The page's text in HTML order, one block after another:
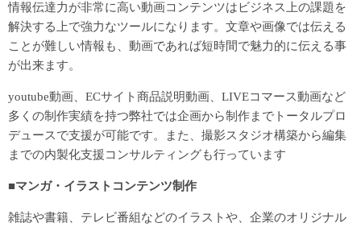
情報伝達力が非常に高い動画コンテンツはビジネス上の課題を
解決する上で強力なツールになります。文章や画像では伝える
ことが難しい情報も、動画であれば短時間で魅力的に伝える事
が出来ます。
youtube動画、ECサイト商品説明動画、LIVEコマース動画など
多くの制作実績を持つ弊社では企画から制作までトータルプロ
デュースで支援が可能です。また、撮影スタジオ構築から編集
までの内製化支援コンサルティングも行っています
■マンガ・イラストコンテンツ制作
雑誌や書籍、テレビ番組などのイラストや、企業のオリジナル